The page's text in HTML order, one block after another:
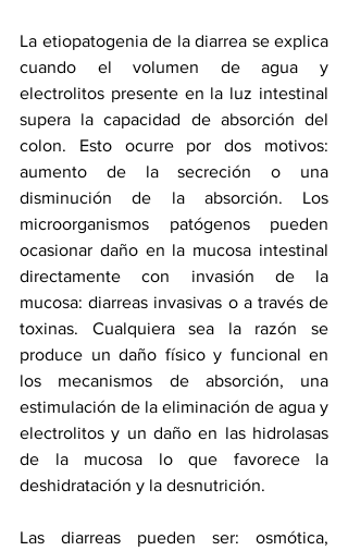
La etiopatogenia de la diarrea se explica
cuando el volumen de agua y
electrolitos presente en la luz intestinal
supera la capacidad de absorción del
colon. Esto ocurre por dos motivos:
aumento de la secreción o una
disminución de la absorción. Los
microorganismos patógenos pueden
ocasionar daño en la mucosa intestinal
directamente con invasión de la
mucosa: diarreas invasivas o a través de
toxinas. Cualquiera sea la razón se
produce un daño físico y funcional en
los mecanismos de absorción, una
estimulación de la eliminación de agua y
electrolitos y un daño en las hidrolasas
de la mucosa lo que favorece la
deshidratación y la desnutrición.
Las diarreas pueden ser: osmótica,